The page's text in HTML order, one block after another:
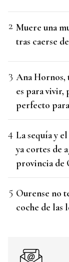
Muere una
tras caerse
Ana
es para vivir,
perfecto
La sequía y
ya cortes de
provincia de
Ourense no
coche de las